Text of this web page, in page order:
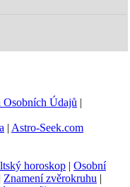
Osobních Údajů |
| Astro-Seek.com
horoskop | Osobní
Znamení zvěrokruhu |